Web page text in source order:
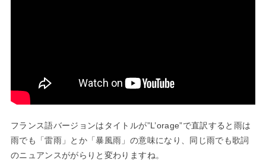
フランス語バージョンはタイトルが”L’orage”で直訳すると雨は
雨でも「雷雨」とか「暴風雨」の意味になり、同じ雨でも歌詞
のニュアンスががらりと変わりますね。